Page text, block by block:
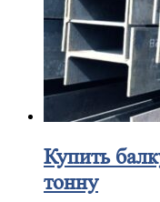
Купить
тонну